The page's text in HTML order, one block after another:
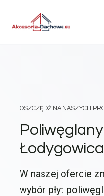
OSZCZĘDŹ NA NASZYCH
W naszej ofercie
wybór płyt